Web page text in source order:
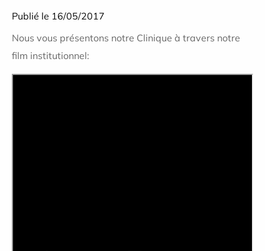
Publié le 16/05/2017
Nous vous présentons notre Clinique à travers notre
film institutionnel: